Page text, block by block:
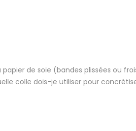
de soie (bandes plissées ou
colle dois-je utiliser pour